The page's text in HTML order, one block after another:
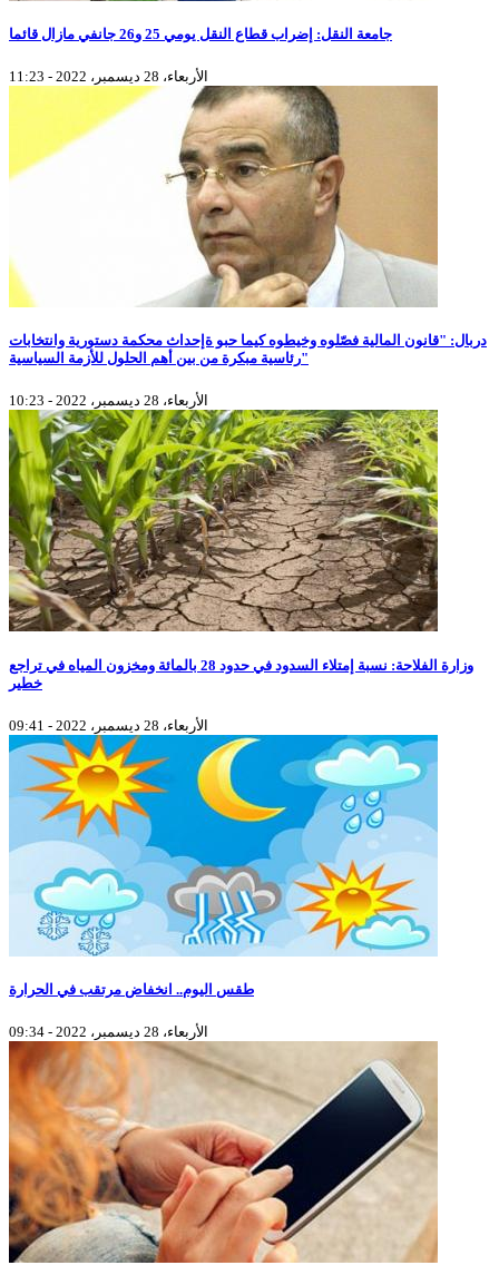
جامعة النقل: إضراب قطاع النقل يومي 25 و26 جانفي مازال قائما
الأربعاء، 28 ديسمبر، 2022 - 11:23
دربال: "قانون المالية فصّلوه وخيطوه كيما حبو ةإحداث محكمة دستورية وانتخابات
رئاسية مبكرة من بين أهم الحلول للأزمة السياسية"
الأربعاء، 28 ديسمبر، 2022 - 10:23
وزارة الفلاحة: نسبة إمتلاء السدود في حدود 28 بالمائة ومخزون المياه في تراجع
خطير
الأربعاء، 28 ديسمبر، 2022 - 09:41
طقس اليوم.. انخفاض مرتقب في الحرارة
الأربعاء، 28 ديسمبر، 2022 - 09:34